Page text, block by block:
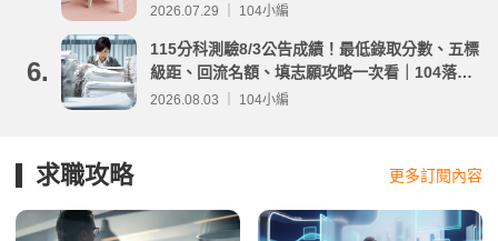
2026.07.29 ｜ 104小編
6.
115分科測驗8/3公告成績！最低錄取分數、五標
級距、回流名額、填志願攻略一次看｜104落點
分析
2026.08.03 ｜ 104小編
求職攻略 更多訂閱內容